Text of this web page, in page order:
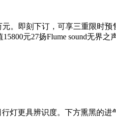
。即刻下订，可享三重限时
元27扬Flume sound无界之声
灯更具辨识度。下方熏黑的